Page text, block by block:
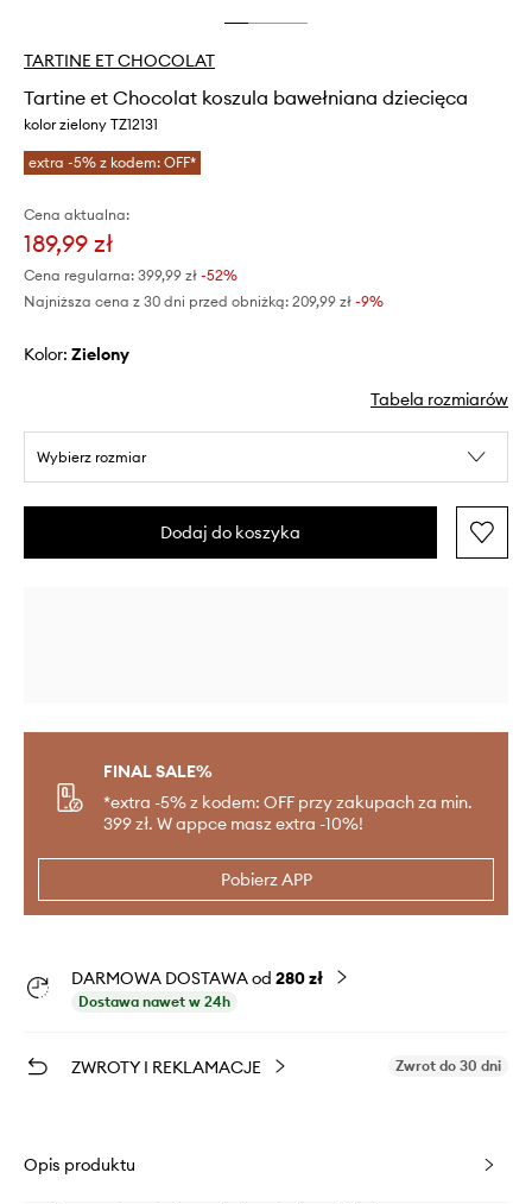
TARTINE ET CHOCOLAT
Tartine et Chocolat koszula bawełniana dziecięca
kolor zielony TZ12131
extra -5% z kodem: OFF*
Cena aktualna:
189,99 zł
Cena regularna: 399,99 zł -52%
Najniższa cena z 30 dni przed obniżką: 209,99 zł -9%
Kolor: zielony
Tabela rozmiarów
Wybierz rozmiar
Dodaj do koszyka
FINAL SALE%
*extra -5% z kodem: OFF przy zakupach za min.
399 zł. W appce masz extra -10%!
Pobierz APP
DARMOWA DOSTAWA od 280 zł
Dostawa nawet w 24h
ZWROTY I REKLAMACJE Zwrot do 30 dni
Opis produktu